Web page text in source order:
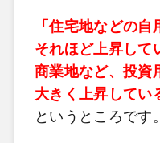
「住宅地などの自
それほど上昇して
商業地など、投資
大きく上昇してい
というところです。